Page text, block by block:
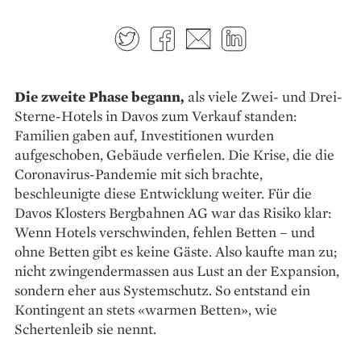
TwitterFacebook
E-mail
Die zweite Phase begann, als viele Zwei- und Drei-
Sterne-Hotels in Davos zum Verkauf standen:
Familien gaben auf, Investitionen wurden
aufgeschoben, Gebäude verfielen. Die Krise, die die
Coronavirus-Pandemie mit sich brachte,
beschleunigte diese Entwicklung weiter. Für die
Davos Klosters Berg­bahnen AG war das Risiko klar:
Wenn Hotels verschwinden, fehlen Betten – und
ohne Betten gibt es keine Gäste. Also kaufte man zu;
nicht zwingendermassen aus Lust an der Expansion,
sondern eher aus System­schutz. So entstand ein
Kontingent an stets ­«warmen Betten», wie
Schertenleib sie nennt.